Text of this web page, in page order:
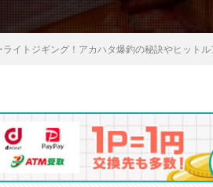
イトジギング！アカハタ爆釣の秘訣やヒットル